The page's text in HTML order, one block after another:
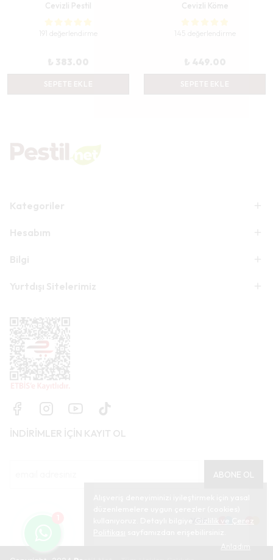
Anladım
Cevizli Pestil
191 değerlendirme
Cevizli Köme
145 değerlendirme
İNDİRİMLER İÇİN KAYIT OL
ABONE OL